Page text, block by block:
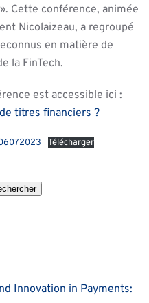
Cette conférence, animée
Nicolaizeau, a regroupé
en matière de
la FinTech.
est accessible ici :
titres financiers ?
Télécharger
Innovation in Payments: